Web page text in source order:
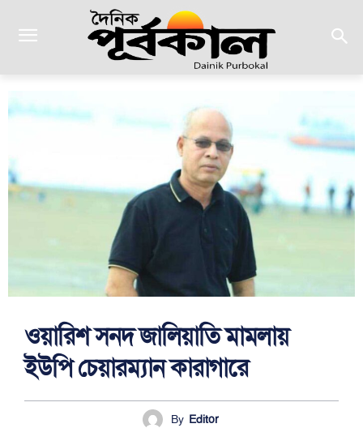
ওয়ারিশ সনদ জালিয়াতি মামলায়
ইউপি চেয়ারম্যান কারাগারে
By Editor